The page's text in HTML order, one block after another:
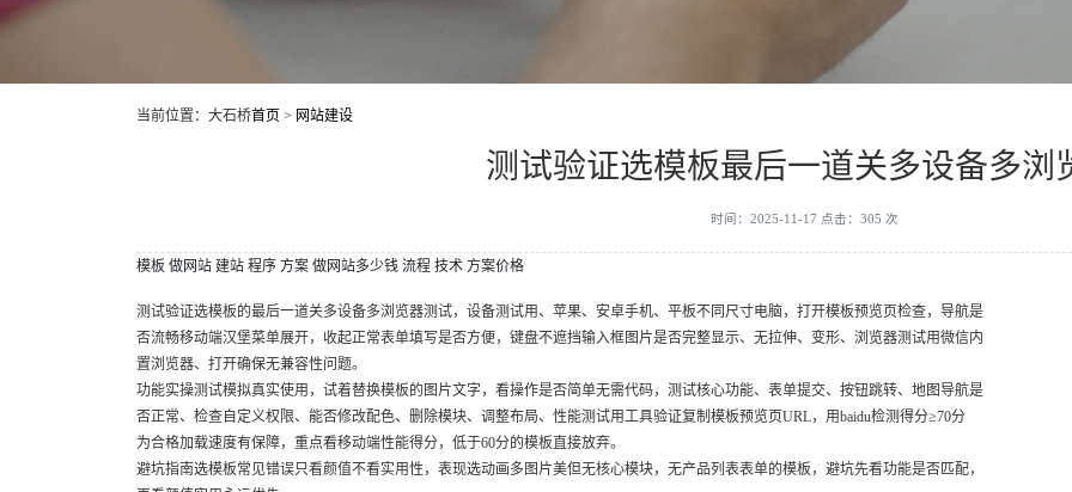
当前位置：大石桥首页 > 网站建设
测试验证选模板最后一道关多设备多浏
时间：2025-11-17 点击：305 次
模板 做网站 建站 程序 方案 做网站多少钱 流程 技术 方案价格
测试验证选模板的最后一道关多设备多浏览器测试，设备测试用、苹果、安卓手机、平板不同尺寸电脑，打开模板预览页检查，导航是
否流畅移动端汉堡菜单展开，收起正常表单填写是否方便，键盘不遮挡输入框图片是否完整显示、无拉伸、变形、浏览器测试用微信内
置浏览器、打开确保无兼容性问题。
功能实操测试模拟真实使用，试着替换模板的图片文字，看操作是否简单无需代码，测试核心功能、表单提交、按钮跳转、地图导航是
否正常、检查自定义权限、能否修改配色、删除模块、调整布局、性能测试用工具验证复制模板预览页URL，用baidu检测得分≥70分
为合格加载速度有保障，重点看移动端性能得分，低于60分的模板直接放弃。
避坑指南选模板常见错误只看颜值不看实用性，表现选动画多图片美但无核心模块，无产品列表表单的模板，避坑先看功能是否匹配，